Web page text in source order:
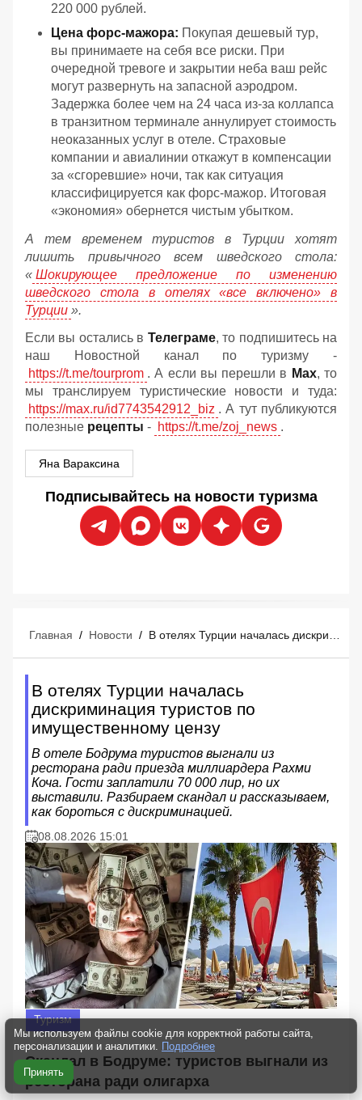
220 000 рублей.
Цена форс-мажора: Покупая дешевый тур,
вы принимаете на себя все риски. При
очередной тревоге и закрытии неба ваш рейс
могут развернуть на запасной аэродром.
Задержка более чем на 24 часа из-за коллапса
в транзитном терминале аннулирует стоимость
неоказанных услуг в отеле. Страховые
компании и авиалинии откажут в компенсации
за «сгоревшие» ночи, так как ситуация
классифицируется как форс-мажор. Итоговая
«экономия» обернется чистым убытком.
А тем временем туристов в Турции хотят
лишить привычного всем шведского стола:
« Шокирующее предложение по изменению
шведского стола в отелях «все включено» в
Турции ».
Если вы остались в Телеграме, то подпишитесь на
наш Новостной канал по туризму -
https://t.me/tourprom . А если вы перешли в Мах, то
мы транслируем туристические новости и туда:
https://max.ru/id7743542912_biz . А тут публикуются
полезные рецепты - https://t.me/zoj_news .
Яна Вараксина
Подписывайтесь на новости туризма
Главная / Новости /
В отелях Турции началась
дискриминация туристов по
имущественному цензу
В отеле Бодрума туристов выгнали из
ресторана ради приезда миллиардера Рахми
Коча. Гости заплатили 70 000 лир, но их
выставили. Разбираем скандал и рассказываем,
как бороться с дискриминацией.
08.08.2026 15:01
Туризм
Скандал в Бодруме: туристов выгнали из
ресторана ради олигарха
Мы используем файлы cookie для корректной работы сайта,
персонализации и аналитики. Подробнее
Принять